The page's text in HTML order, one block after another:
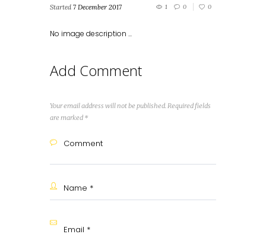
Started 7 December 2017 1 0 0
No image description ...
Add Comment
Your email address will not be published. Required fields
are marked *